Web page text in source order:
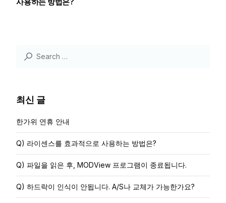
최신 글
한가위 연휴 안내
Q) 라이센스를 효과적으로 사용하는 방법은?
Q) 파일을 읽은 후, MODView 프로그램이 종료됩니다.
Q) 하드락이 인식이 안됩니다. A/S나 교체가 가능한가요?